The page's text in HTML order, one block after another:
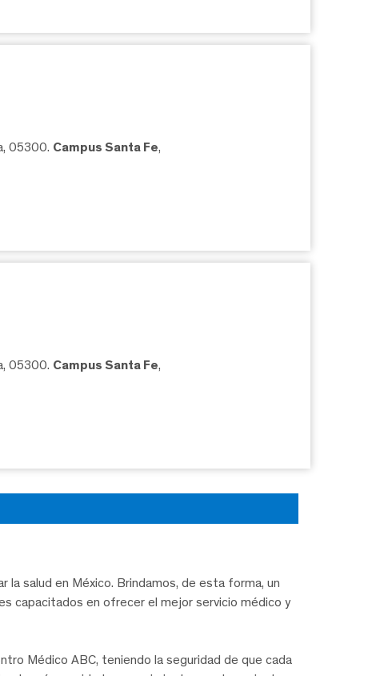
05300. Campus Santa Fe,
05300. Campus Santa Fe,
la salud en México. Brindamos, de esta forma, un
capacitados en ofrecer el mejor servicio médico y
Médico ABC, teniendo la seguridad de que cada